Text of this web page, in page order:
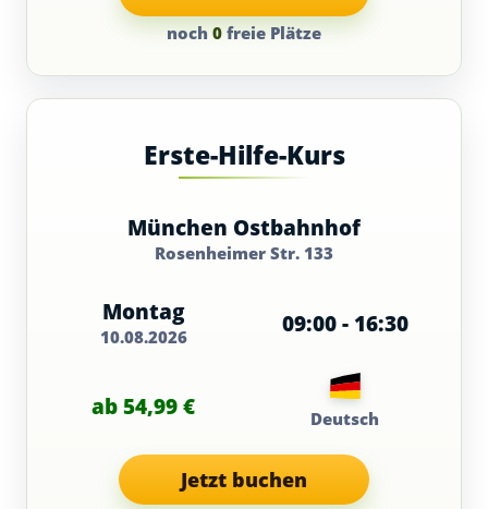
noch 0 freie Plätze
Erste-Hilfe-Kurs
München Ostbahnhof
Rosenheimer Str. 133
Montag
10.08.2026 09:00 - 16:30
ab 54,99 € Deutsch
Jetzt buchen